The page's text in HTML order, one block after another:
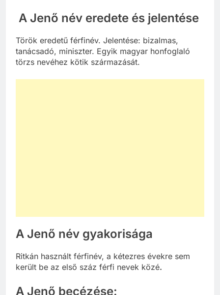
A Jenő név eredete és jelentése
Török eredetű férfinév. Jelentése: bizalmas,
tanácsadó, miniszter. Egyik magyar honfoglaló
törzs nevéhez kötik származását.
A Jenő név gyakorisága
Ritkán használt férfinév, a kétezres évekre sem
került be az első száz férfi nevek közé.
A Jenő becézése: